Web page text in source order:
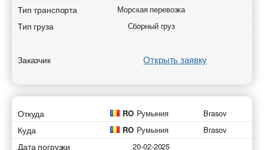
Тип транспорта Морская перевозка
Тип груза Сборный груз
Заказчик Открыть заявку
Откуда RO Румыния Brasov
Куда RO Румыния Brasov
Дата погрузки 20-02-2025